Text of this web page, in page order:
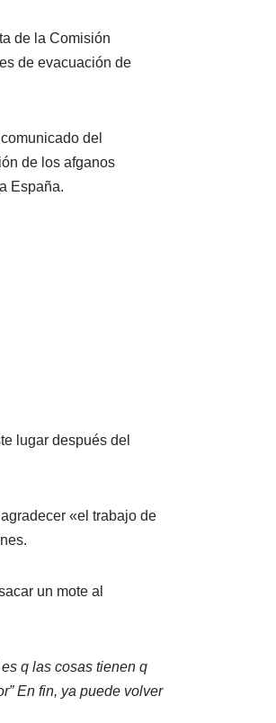
de la Comisión
de evacuación de
del
de los afganos
España.
lugar después del
«el trabajo de
un mote al
q las cosas tienen q
En fin, ya puede volver